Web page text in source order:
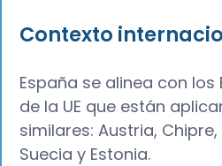
Contexto
España se alinea con
de la UE que están
similares: Austria,
Suecia y Estonia.